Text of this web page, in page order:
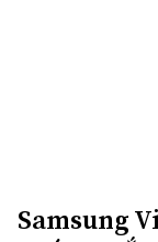
Samsung